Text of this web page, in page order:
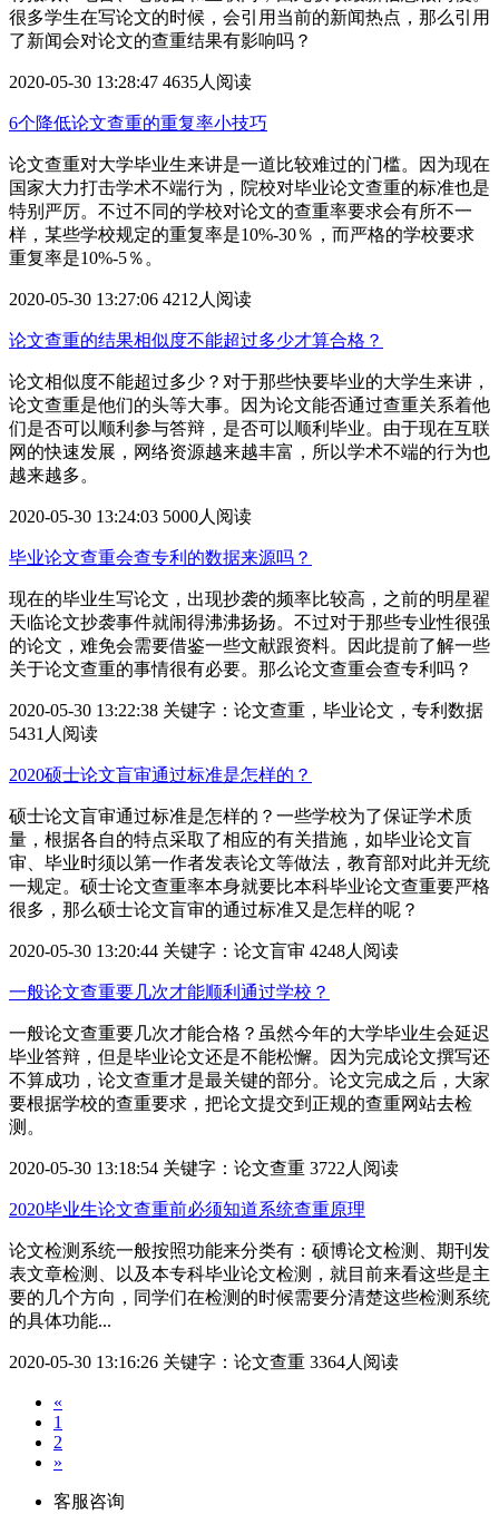
很多学生在写论文的时候，会引用当前的新闻热点，那么引用
了新闻会对论文的查重结果有影响吗？
2020-05-30 13:28:47 4635人阅读
6个降低论文查重的重复率小技巧
论文查重对大学毕业生来讲是一道比较难过的门槛。因为现在
国家大力打击学术不端行为，院校对毕业论文查重​的标准也是
特别严厉。不过不同的学校对论文的查重率要求会有所不一
样，某些学校规定的重复率是10%-30％，而严格的学校要求
重复率是10%-5％。
2020-05-30 13:27:06 4212人阅读
论文查重的结果相似度不能超过多少才算合格？
论文相似度不能超过多少？对于那些快要毕业的大学生来讲，
论文查重是他们的头等大事。因为论文能否通过查重关系着他
们是否可以顺利参与答辩，是否可以顺利毕业。由于现在互联
网的快速发展，网络资源越来越丰富，所以学术不端的行为也
越来越多。
2020-05-30 13:24:03 5000人阅读
毕业论文查重会查专利的数据来源吗？
现在的毕业生写论文，出现抄袭的频率比较高，之前的明星翟
天临论文抄袭事件就闹得沸沸扬扬。不过对于那些专业性很强
的论文，难免会需要借鉴一些文献跟资料。因此提前了解一些
关于论文查重的事情很有必要。那么论文查重会查专利吗？
2020-05-30 13:22:38 关键字：论文查重，毕业论文，专利数据
5431人阅读
2020硕士论文盲审通过标准是怎样的？
硕士论文盲审通过标准是怎样的？一些学校为了保证学术质
量，根据各自的特点采取了相应的有关措施，如毕业论文盲
审、毕业时须以第一作者发表论文等做法，教育部对此并无统
一规定。硕士论文查重率本身就要比本科毕业论文查重要严格
很多，那么硕士论文盲审的通过标准又是怎样的呢？
2020-05-30 13:20:44 关键字：论文盲审 4248人阅读
一般论文查重要几次才能顺利通过学校？
一般论文查重​要几次才能合格？虽然今年的大学毕业生会延迟
毕业答辩，但是毕业论文还是不能松懈。因为完成论文撰写还
不算成功，论文查重才是最关键的部分。论文完成之后，大家
要根据学校的查重要求，把论文提交到正规的查重网站去检
测。
2020-05-30 13:18:54 关键字：论文查重 3722人阅读
2020毕业生论文查重前必须知道系统查重原理
论文检测系统一般按照功能来分类有：硕博论文检测、期刊发
表文章检测、以及本专科毕业论文检测，就目前来看这些是主
要的几个方向，同学们在检测的时候需要分清楚这些检测系统
的具体功能...
2020-05-30 13:16:26 关键字：论文查重 3364人阅读
«
1
2
»
客服咨询